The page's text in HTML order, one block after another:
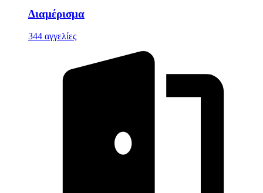
Διαμέρισμα
344 αγγελίες